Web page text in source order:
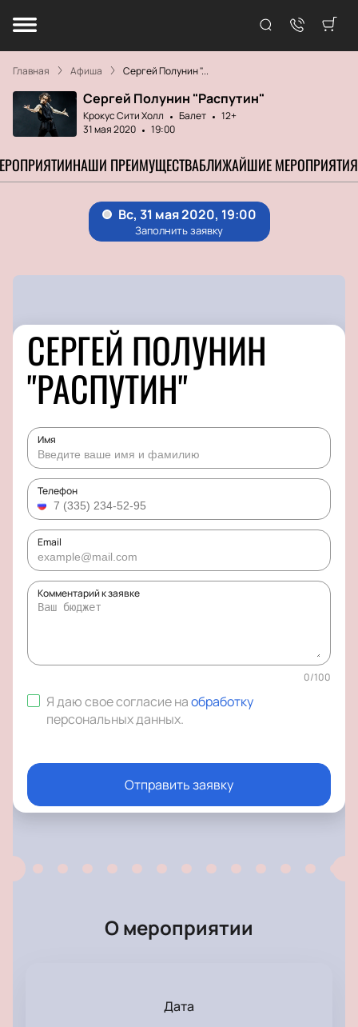
Главная Афиша Сергей Полунин "...
Сергей Полунин "Распутин"
Крокус Сити Холл Балет
12+
31 мая 2020
19:00
НАШИ ПРЕИМУЩЕСТВАБЛИЖАЙШИЕ МЕРОПРИЯТИЯ
СЕРГЕЙ ПОЛУНИН
"РАСПУТИН"
Имя
Телефон
Email
Комментарий к заявке
0/100
Я даю свое согласие наобработку
персональных данных.
Отправить заявку
О мероприятии
Дата